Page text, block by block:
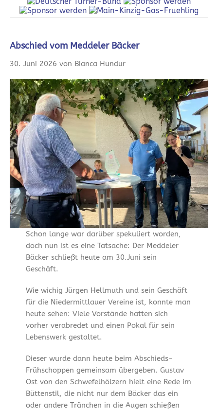
Abschied vom Meddeler Bäcker
30. Juni 2026 von Bianca Hundur
Schon lange war darüber spekuliert worden,
doch nun ist es eine Tatsache: Der Meddeler
Bäcker schließt heute am 30.Juni sein
Geschäft.
Wie wichig Jürgen Hellmuth und sein Geschäft
für die Niedermittlauer Vereine ist, konnte man
heute sehen: Viele Vorstände hatten sich
vorher verabredet und einen Pokal für sein
Lebenswerk gestaltet.
Dieser wurde dann heute beim Abschieds-
Frühschoppen gemeinsam übergeben. Gustav
Ost von den Schwefelhölzern hielt eine Rede im
Büttenstil, die nicht nur dem Bäcker das ein
oder andere Tränchen in die Augen schießen